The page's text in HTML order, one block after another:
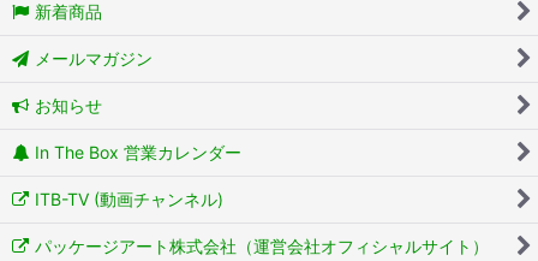
新着商品
メールマガジン
お知らせ
In The Box 営業カレンダー
ITB-TV (動画チャンネル)
パッケージアート株式会社（運営会社オフィシャルサイト）